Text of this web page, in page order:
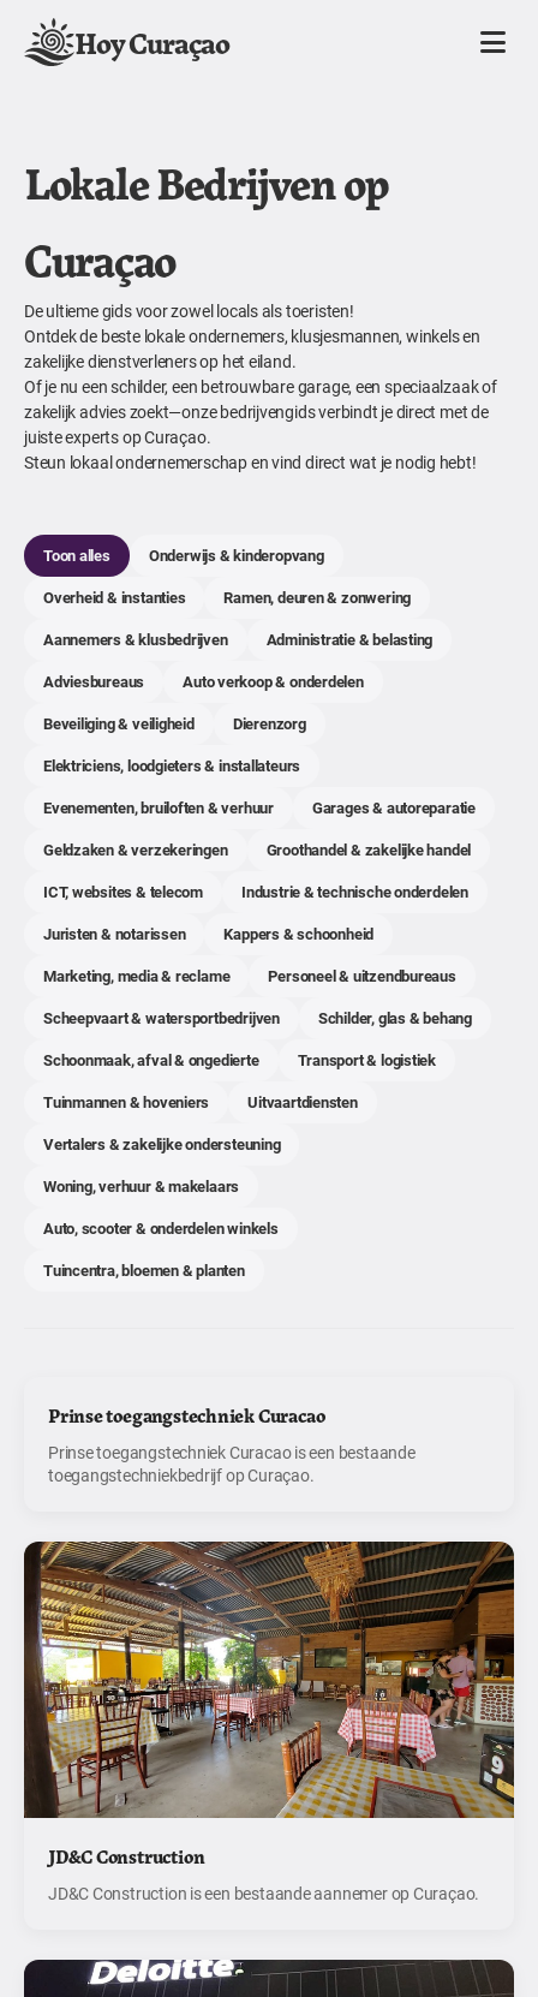
Hoy Curaçao
Lokale Bedrijven op
Curaçao
De ultieme gids voor zowel locals als toeristen!
Ontdek de beste lokale ondernemers, klusjesmannen, winkels en
zakelijke dienstverleners op het eiland.
Of je nu een schilder, een betrouwbare garage, een speciaalzaak of
zakelijk advies zoekt—onze bedrijvengids verbindt je direct met de
juiste experts op Curaçao.
Steun lokaal ondernemerschap en vind direct wat je nodig hebt!
Toon alles
Onderwijs & kinderopvang
Overheid & instanties
Ramen, deuren & zonwering
Aannemers & klusbedrijven
Administratie & belasting
Adviesbureaus
Auto verkoop & onderdelen
Beveiliging & veiligheid
Dierenzorg
Elektriciens, loodgieters & installateurs
Evenementen, bruiloften & verhuur
Garages & autoreparatie
Geldzaken & verzekeringen
Groothandel & zakelijke handel
ICT, websites & telecom
Industrie & technische onderdelen
Juristen & notarissen
Kappers & schoonheid
Marketing, media & reclame
Personeel & uitzendbureaus
Scheepvaart & watersportbedrijven
Schilder, glas & behang
Schoonmaak, afval & ongedierte
Transport & logistiek
Tuinmannen & hoveniers
Uitvaartdiensten
Vertalers & zakelijke ondersteuning
Woning, verhuur & makelaars
Auto, scooter & onderdelen winkels
Tuincentra, bloemen & planten
Prinse toegangstechniek Curacao
Prinse toegangstechniek Curacao is een bestaande
toegangstechniekbedrijf op Curaçao.
JD&C Construction
JD&C Construction is een bestaande aannemer op Curaçao.